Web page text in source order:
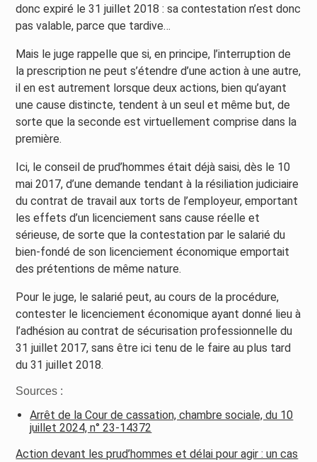
donc expiré le 31 juillet 2018 : sa contestation n’est donc
pas valable, parce que tardive…
Mais le juge rappelle que si, en principe, l’interruption de
la prescription ne peut s’étendre d’une action à une autre,
il en est autrement lorsque deux actions, bien qu’ayant
une cause distincte, tendent à un seul et même but, de
sorte que la seconde est virtuellement comprise dans la
première.
Ici, le conseil de prud’hommes était déjà saisi, dès le 10
mai 2017, d’une demande tendant à la résiliation judiciaire
du contrat de travail aux torts de l’employeur, emportant
les effets d’un licenciement sans cause réelle et
sérieuse, de sorte que la contestation par le salarié du
bien-fondé de son licenciement économique emportait
des prétentions de même nature.
Pour le juge, le salarié peut, au cours de la procédure,
contester le licenciement économique ayant donné lieu à
l’adhésion au contrat de sécurisation professionnelle du
31 juillet 2017, sans être ici tenu de le faire au plus tard
du 31 juillet 2018.
Sources :
Arrêt de la Cour de cassation, chambre sociale, du 10
juillet 2024, n° 23-14372
Action devant les prud’hommes et délai pour agir : un cas